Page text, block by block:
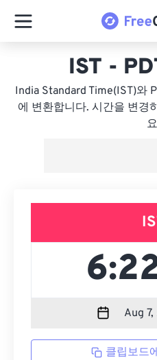
IST -
India Standard Time(IST)와
에 변환합니다. 시간을 변경
클립보드